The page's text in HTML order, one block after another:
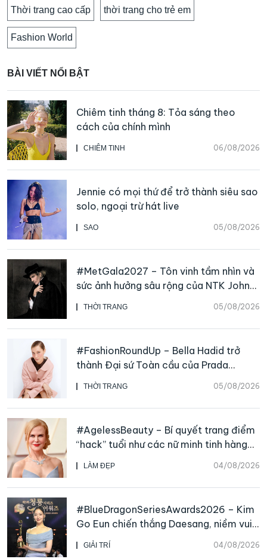
Thời trang cao cấp thời trang cho trẻ em
Fashion World
BÀI VIẾT NỔI BẬT
CHIÊM TINH 06/08/2026
Chiêm tinh tháng 8: Tỏa sáng theo
cách của chính mình
SAO 05/08/2026
Jennie có mọi thứ để trở thành siêu sao
solo, ngoại trừ hát live
THỜI TRANG 05/08/2026
#MetGala2027 – Tôn vinh tầm nhìn và
sức ảnh hưởng sâu rộng của NTK John
Galliano
THỜI TRANG 05/08/2026
#FashionRoundUp – Bella Hadid trở
thành Đại sứ Toàn cầu của Prada
Beauty, CHANEL mua lại Charvet
LÀM ĐẸP 04/08/2026
#AgelessBeauty – Bí quyết trang điểm
“hack” tuổi như các nữ minh tinh hàng
đầu
GIẢI TRÍ 04/08/2026
#BlueDragonSeriesAwards2026 – Kim
Go Eun chiến thắng Daesang, niềm vui
nhân đôi của Park Bo Kyung sau 23
năm